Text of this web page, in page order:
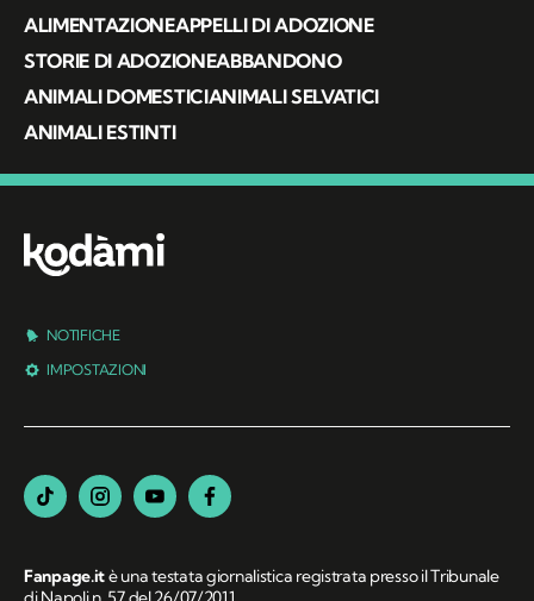
ALIMENTAZIONEAPPELLI DI ADOZIONE
STORIE DI ADOZIONEABBANDONO
ANIMALI DOMESTICIANIMALI SELVATICI
ANIMALI ESTINTI
NOTIFICHE
IMPOSTAZIONI
Fanpage.itè una testata giornalistica registrata presso il Tribunale